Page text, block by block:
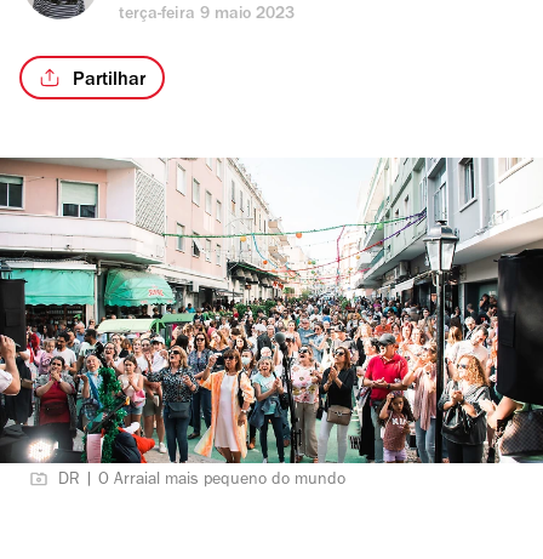
terça-feira 9 maio 2023
Partilhar
DR | O Arraial mais pequeno do mundo